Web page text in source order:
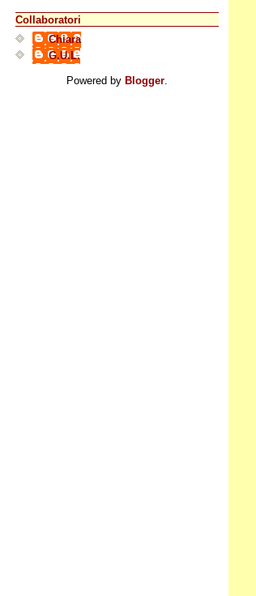
Collaboratori
Chiara
G.U.L.
Powered by Blogger.